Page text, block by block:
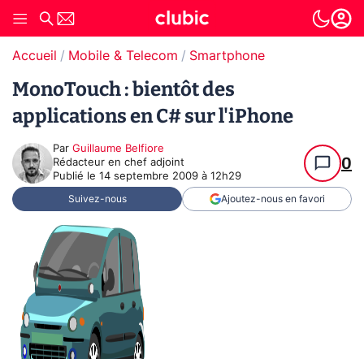
Accueil Mobile & Telecom Smartphone
MonoTouch : bientôt des
applications en C# sur l'iPhone
Par Guillaume Belfiore
Rédacteur en chef adjoint
Publié le 14 septembre 2009 à 12h29
0
Suivez-nous Ajoutez-nous en favori